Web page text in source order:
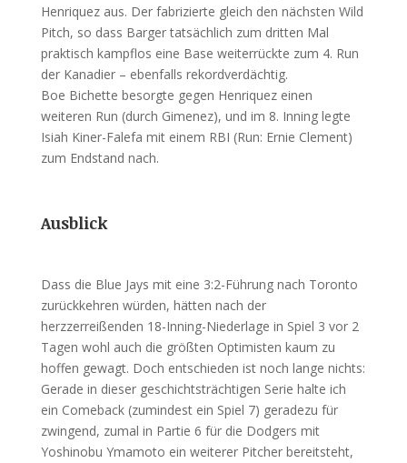
Henriquez aus. Der fabrizierte gleich den nächsten Wild
Pitch, so dass Barger tatsächlich zum dritten Mal
praktisch kampflos eine Base weiterrückte zum 4. Run
der Kanadier – ebenfalls rekordverdächtig.
Boe Bichette besorgte gegen Henriquez einen
weiteren Run (durch Gimenez), und im 8. Inning legte
Isiah Kiner-Falefa mit einem RBI (Run: Ernie Clement)
zum Endstand nach.
Ausblick
Dass die Blue Jays mit eine 3:2-Führung nach Toronto
zurückkehren würden, hätten nach der
herzzerreißenden 18-Inning-Niederlage in Spiel 3 vor 2
Tagen wohl auch die größten Optimisten kaum zu
hoffen gewagt. Doch entschieden ist noch lange nichts:
Gerade in dieser geschichtsträchtigen Serie halte ich
ein Comeback (zumindest ein Spiel 7) geradezu für
zwingend, zumal in Partie 6 für die Dodgers mit
Yoshinobu Ymamoto ein weiterer Pitcher bereitsteht,